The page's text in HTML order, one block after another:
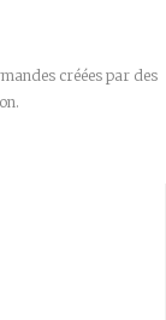
créées par des